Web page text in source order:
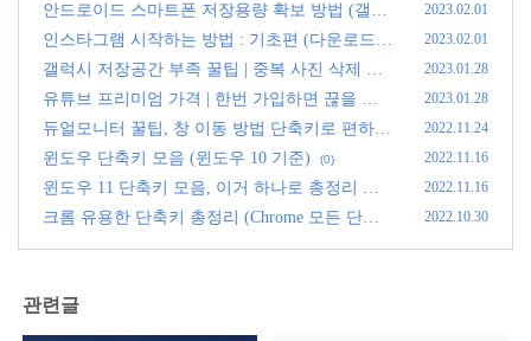
안드로이드 스마트폰 저장용량 확보 방법 (갤럭
시 저장공간 부족시 팁)
(0)
2023.02.01
인스타그램 시작하는 방법 : 기초편 (다운로드,
계정 가입, 팔로우, 장단점)
(0)
2023.02.01
갤럭시 저장공간 부족 꿀팁 | 중복 사진 삭제 방
법
(0)
2023.01.28
유튜브 프리미엄 가격 | 한번 가입하면 끊을 수
없는 이유 3가지
(0)
2023.01.28
듀얼모니터 꿀팁, 창 이동 방법 단축키로 편하게
(0)
2022.11.24
윈도우 단축키 모음 (윈도우 10 기준) (0) 2022.11.16
윈도우 11 단축키 모음, 이거 하나로 총정리 끝
(0)
2022.11.16
크롬 유용한 단축키 총정리 (Chrome 모든 단축
2022.10.30
관련글